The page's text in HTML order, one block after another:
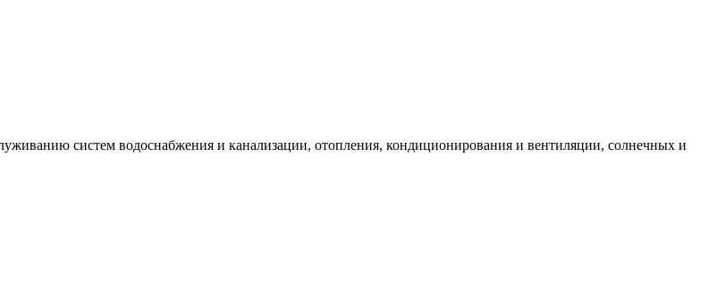
систем водоснабжения и канализации, отопления, кондиционирования и вентиляции, солнечных и